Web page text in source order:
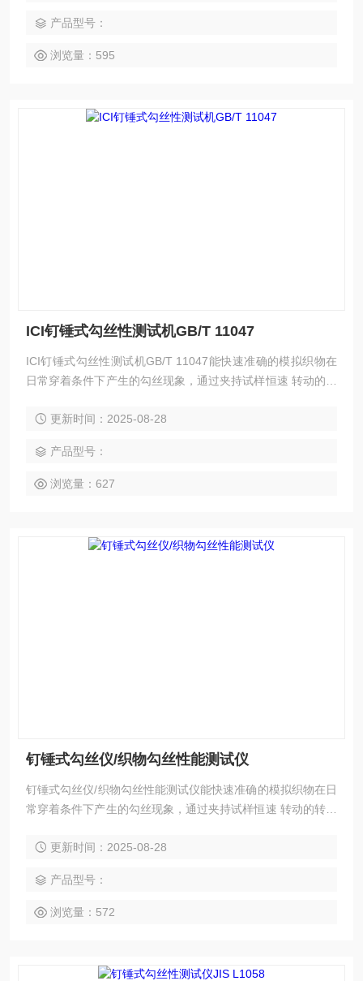
产品型号：
浏览量：595
ICI钉锤式勾丝性测试机GB/T 11047
ICI钉锤式勾丝性测试机GB/T 11047能快速准确的模拟织物在
日常穿着条件下产生的勾丝现象，通过夹持试样恒速 转动的转
面的碳化钨针钉模拟尖锐物体 将试样中纤维或纱线勾出或钩断
更新时间：2025-08-28
产品型号：
浏览量：627
钉锤式勾丝仪/织物勾丝性能测试仪
钉锤式勾丝仪/织物勾丝性能测试仪能快速准确的模拟织物在日
常穿着条件下产生的勾丝现象，通过夹持试样恒速 转动的转筒
的碳化钨针钉模拟尖锐物体 将试样中纤维或纱线勾出或钩断的
更新时间：2025-08-28
产品型号：
浏览量：572